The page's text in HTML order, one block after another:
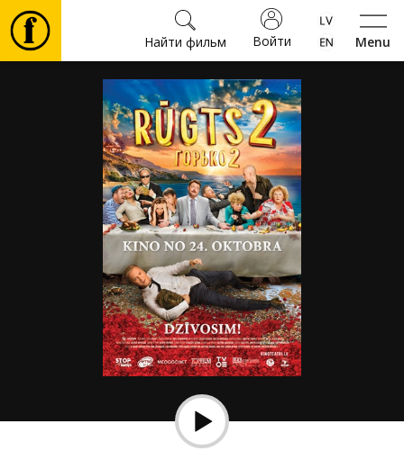
Menu
Войти
Найти фильм
Фильмы
Культура
Мероприятия
Новости
Подарки